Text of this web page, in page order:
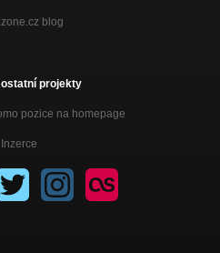
blog
ostatní projekty
pozice na homepage
Inzerce